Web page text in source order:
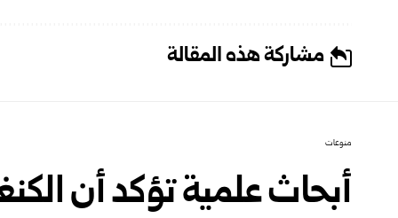
مشاركة هذه المقالة
منوعات
أبحاث علمية تؤكد أن